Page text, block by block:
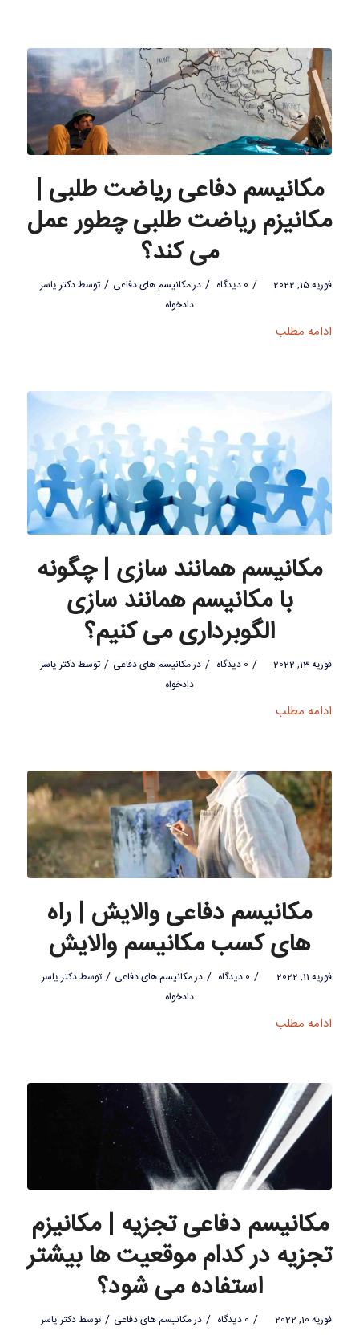
مکانیسم دفاعی ریاضت طلبی |
مکانیزم ریاضت طلبی چطور عمل
می کند؟
فوریه 15, 2022 / 0 دیدگاه / درمکانیسم های دفاعی / توسطدکتر یاسر
دادخواه
ادامه مطلب
مکانیسم همانند سازی | چگونه
با مکانیسم همانند سازی
الگوبرداری می کنیم؟
فوریه 13, 2022 / 0 دیدگاه / درمکانیسم های دفاعی / توسطدکتر یاسر
دادخواه
ادامه مطلب
مکانیسم دفاعی والایش | راه
های کسب مکانیسم والایش
فوریه 11, 2022 / 0 دیدگاه / درمکانیسم های دفاعی / توسطدکتر یاسر
دادخواه
ادامه مطلب
مکانیسم دفاعی تجزیه | مکانیزم
تجزیه در کدام موقعیت ها بیشتر
استفاده می شود؟
فوریه 10, 2022 / 0 دیدگاه / درمکانیسم های دفاعی / توسطدکتر یاسر